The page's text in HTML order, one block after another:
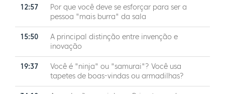
12:57
Por que você deve se esforçar para ser a
pessoa "mais burra" da sala
15:50
A principal distinção entre invenção e
inovação
19:37
Você é "ninja" ou "samurai"? Você usa
tapetes de boas-vindas ou armadilhas?